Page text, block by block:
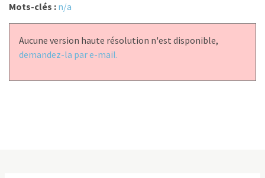
Mots-clés : n/a
Aucune version haute résolution n'est disponible,
demandez-la par e-mail.